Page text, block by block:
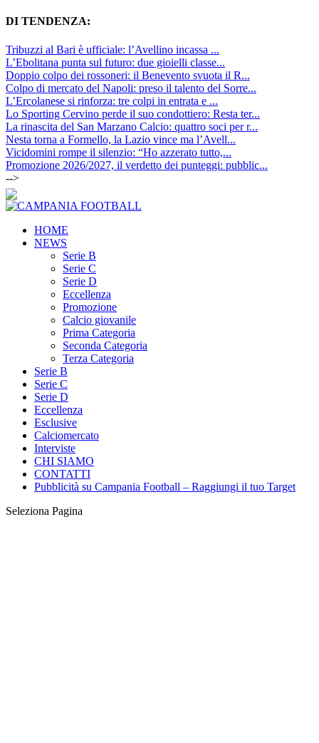
DI TENDENZA:
Tribuzzi al Bari è ufficiale: l’Avellino incassa ...
L’Ebolitana punta sul futuro: due gioielli classe...
Doppio colpo dei rossoneri: il Benevento svuota il R...
Colpo di mercato del Napoli: preso il talento del Sorre...
L’Ercolanese si rinforza: tre colpi in entrata e ...
Lo Sporting Cervino perde il suo condottiero: Resta ter...
La rinascita del San Marzano Calcio: quattro soci per r...
Nesta torna a Formello, la Lazio vince ma l’Avell...
Vicidomini rompe il silenzio: “Ho azzerato tutto,...
Promozione 2026/2027, il verdetto dei punteggi: pubblic...
-->
HOME
NEWS
Serie B
Serie C
Serie D
Eccellenza
Promozione
Calcio giovanile
Prima Categoria
Seconda Categoria
Terza Categoria
Serie B
Serie C
Serie D
Eccellenza
Esclusive
Calciomercato
Interviste
CHI SIAMO
CONTATTI
Pubblicità su Campania Football – Raggiungi il tuo Target
Seleziona Pagina